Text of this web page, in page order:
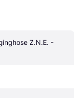
Z.N.E. -